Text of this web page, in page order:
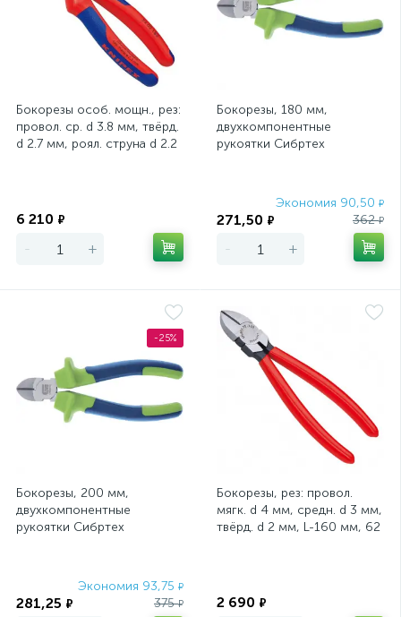
Бокорезы особ. мощн., рез:
провол. ср. d 3.8 мм, твёрд.
d 2.7 мм, роял. струна d 2.2
6 210 ₽
- +
Бокорезы, 180 мм,
двухкомпонентные
рукоятки Сибртех
Экономия 90,50 ₽
271,50 ₽ 362₽
- +
-25%
Бокорезы, 200 мм,
двухкомпонентные
рукоятки Сибртех
Экономия 93,75 ₽
281,25 ₽ 375₽
Бокорезы, рез: провол.
мягк. d 4 мм, средн. d 3 мм,
твёрд. d 2 мм, L-160 мм, 62
2 690 ₽